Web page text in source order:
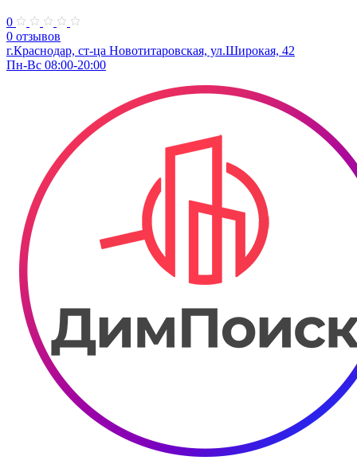
0
0 отзывов
г.Краснодар, ст-ца Новотитаровская, ул.Широкая, 42
Пн-Вс 08:00-20:00